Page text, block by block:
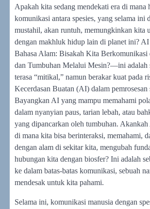
Apakah kita sedang mendekati era di mana
komunikasi antara spesies, yang selama ini
mustahil, akan runtuh, memungkinkan kita
dengan makhluk hidup lain di planet ini? AI
Bahasa Alam: Bisakah Kita Berkomunikasi
dan Tumbuhan Melalui Mesin?—ini adalah
terasa “mitikal,” namun berakar kuat pada
Kecerdasan Buatan (AI) dalam
Bayangkan AI yang mampu memahami
dalam nyanyian paus, tarian lebah, atau
yang dipancarkan oleh tumbuhan.
di mana kita bisa berinteraksi, memahami,
dengan alam di sekitar kita, mengubah
hubungan kita dengan biosfer? Ini adalah
ke dalam batas-batas komunikasi, sebuah
mendesak untuk kita pahami.
Selama ini, komunikasi manusia dengan